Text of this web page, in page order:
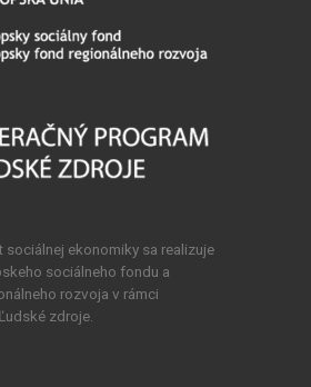
ekonomiky sa realizuje
sociálneho fondu a
rozvoja v rámci
zdroje.